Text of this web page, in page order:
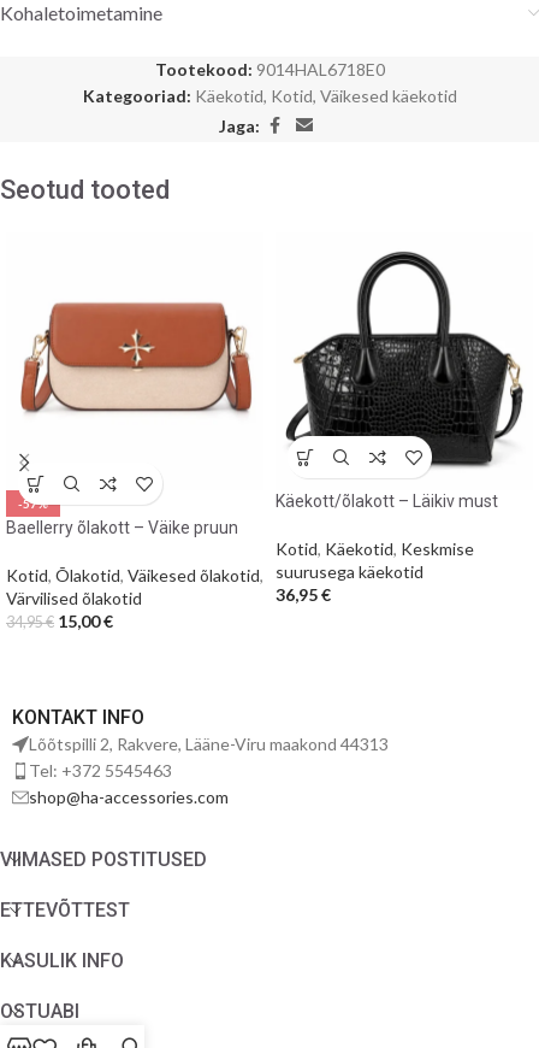
Kohaletoimetamine
Tootekood: 9014HAL6718E0
Kategooriad: Käekotid, Kotid, Väikesed käekotid
Jaga:
Seotud tooted
-57%
Baellerry õlakott – Väike pruun
Kotid, Õlakotid, Väikesed õlakotid,
Värvilised õlakotid
34,95€ 15,00€
Käekott/õlakott – Läikiv must
Kotid, Käekotid, Keskmise
suurusega käekotid
36,95€
KONTAKT INFO
Lõõtspilli 2, Rakvere, Lääne-Viru maakond 44313
Tel: +372 5545463
shop@ha-accessories.com
VIIMASED POSTITUSED
ETTEVÕTTEST
KASULIK INFO
OSTUABI